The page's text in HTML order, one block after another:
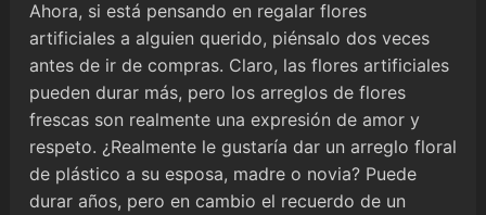
Ahora, si está pensando en regalar flores
artificiales a alguien querido, piénsalo dos veces
antes de ir de compras. Claro, las flores artificiales
pueden durar más, pero los arreglos de flores
frescas son realmente una expresión de amor y
respeto. ¿Realmente le gustaría dar un arreglo floral
de plástico a su esposa, madre o novia? Puede
durar años, pero en cambio el recuerdo de un